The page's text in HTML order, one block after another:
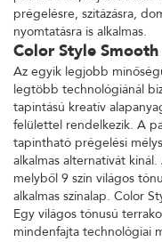
prégelésre, szitázásra,
nyomtatásra is alkalmas.
Color Style
Az egyik legjobb
legtöbb technológiánál
tapintású kreatív
felülettel rendelkezik. A
tapintható prégelési
alkalmas alternatívát
melyből 9 szín világos
alkalmas színalap. Color
Egy világos tónusú
mindenfajta technológiai